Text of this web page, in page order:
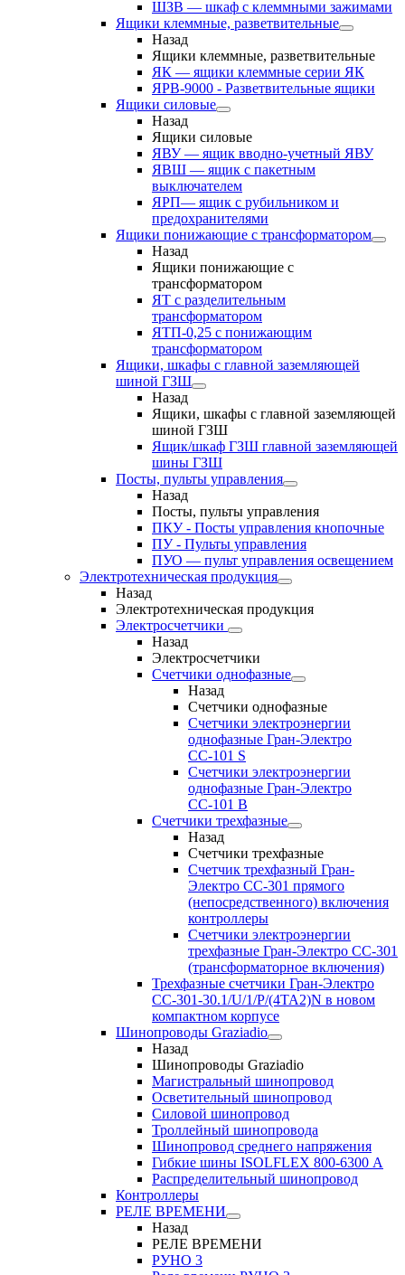
ШЗВ — шкаф с клеммными зажимами
Ящики клеммные, разветвительные
Назад
Ящики клеммные, разветвительные
ЯК — ящики клеммные серии ЯК
ЯРВ-9000 - Разветвительные ящики
Ящики силовые
Назад
Ящики силовые
ЯВУ — ящик вводно-учетный ЯВУ
ЯВШ — ящик с пакетным
выключателем
ЯРП— ящик с рубильником и
предохранителями
Ящики понижающие с трансформатором
Назад
Ящики понижающие с
трансформатором
ЯТ с разделительным
трансформатором
ЯТП-0,25 с понижающим
трансформатором
Ящики, шкафы с главной заземляющей
шиной ГЗШ
Назад
Ящики, шкафы с главной заземляющей
шиной ГЗШ
Ящик/шкаф ГЗШ главной заземляющей
шины ГЗШ
Посты, пульты управления
Назад
Посты, пульты управления
ПКУ - Посты управления кнопочные
ПУ - Пульты управления
ПУО — пульт управления освещением
Электротехническая продукция
Назад
Электротехническая продукция
Электросчетчики
Назад
Электросчетчики
Счетчики однофазные
Назад
Счетчики однофазные
Счетчики электроэнергии
однофазные Гран-Электро
СС-101 S
Счетчики электроэнергии
однофазные Гран-Электро
СС-101 B
Счетчики трехфазные
Назад
Счетчики трехфазные
Счетчик трехфазный Гран-
Электро CC-301 прямого
(непосредственного) включения
контроллеры
Счетчики электроэнергии
трехфазные Гран-Электро CC-301
(трансформаторное включения)
Трехфазные счетчики Гран-Электро
СС-301-30.1/U/1/P/(4TA2)N в новом
компактном корпусе
Шинопроводы Graziadio
Назад
Шинопроводы Graziadio
Магистральный шинопровод
Осветительный шинопровод
Силовой шинопровод
Троллейный шинопровода
Шинопровод среднего напряжения
Гибкие шины ISOLFLEX 800-6300 А
Распределительный шинопровод
Контроллеры
РЕЛЕ ВРЕМЕНИ
Назад
РЕЛЕ ВРЕМЕНИ
РУНО 3